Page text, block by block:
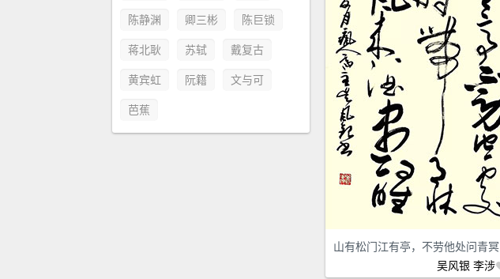
陈静渊 卿三彬 陈巨锁
蒋北耿 苏轼 戴复古
黄宾虹 阮籍 文与可
芭蕉
山有松门江有亭，不劳他处问青冥
吴风银 李涉